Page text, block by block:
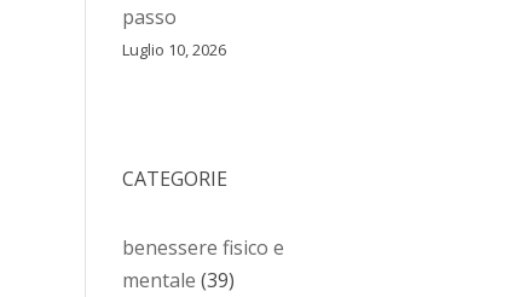
passo
Luglio 10, 2026
CATEGORIE
benessere fisico e
mentale (39)